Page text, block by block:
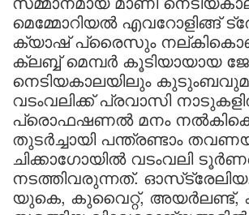
മെമ്മോറിയൽ എവറോളിങ്ങ്
ക്യാഷ് പ്രൈസും
ക്ലബ്ബ് മെമ്പർ കൂടിയായായ
നെടിയകാലയിലും
വടംവലിക്ക് പ്രവാസി
പ്രൊഫഷണൽ മനം
തുടർച്ചായി പന്ത്രണ്ടാം
ചിക്കാഗോയിൽ വടംവലി
നടത്തിവരുന്നത്. ഓസ്‌ട്രേലിയ.
യുകെ, കുവൈറ്റ്, അയർലണ്ട്,